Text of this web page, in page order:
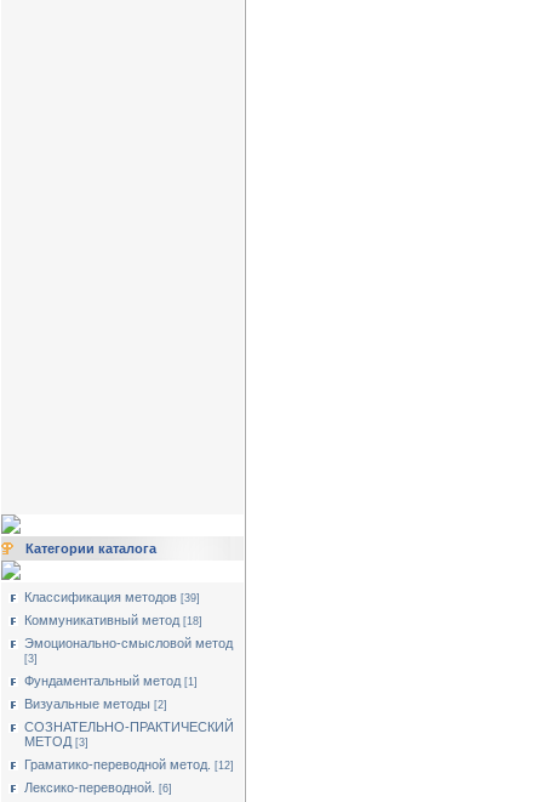
Категории каталога
Классификация методов [39]
Коммуникативный метод [18]
Эмоционально-смысловой метод
[3]
Фундаментальный метод [1]
Визуальные методы [2]
СОЗНАТЕЛЬНО-ПРАКТИЧЕСКИЙ
МЕТОД [3]
Граматико-переводной метод. [12]
Лексико-переводной. [6]